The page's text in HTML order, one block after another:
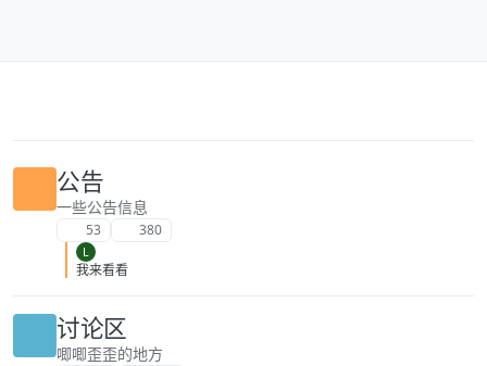
公告
一些公告信息
53 380
L
我来看看
讨论区
唧唧歪歪的地方